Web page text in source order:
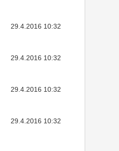
29.4.2016 10:32
29.4.2016 10:32
29.4.2016 10:32
29.4.2016 10:32